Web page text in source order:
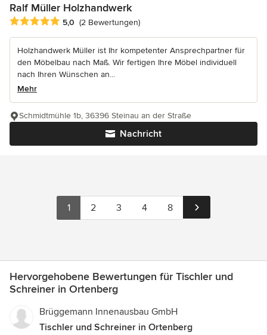
Ralf Müller Holzhandwerk
Durchschnittliche Bewertung: 5 von 5 Sternen
5,0 (2 Bewertungen)
Holzhandwerk Müller ist Ihr kompetenter Ansprechpartner für
den Möbelbau nach Maß. Wir fertigen Ihre Möbel individuell
nach Ihren Wünschen an...
Mehr
Nachricht
Schmidtmühle 1b, 36396 Steinau an der Straße
1 2 3 4 8
Hervorgehobene Bewertungen für Tischler und
Schreiner in Ortenberg
Brüggemann Innenausbau GmbH
Tischler und Schreiner in Ortenberg